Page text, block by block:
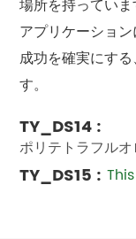
場所を持ってい
アプリケーショ
成功を確実にす
す。
TY_DS14 :
ポリテトラフル
TY_DS15 :